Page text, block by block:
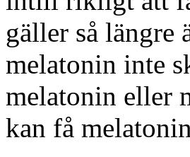
gäller så längre
melatonin inte
melatonin eller
kan få